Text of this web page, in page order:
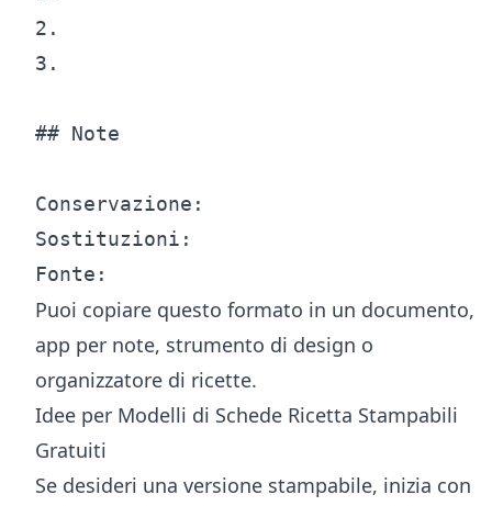
2.
3.
## Note
Conservazione:
Sostituzioni:
Puoi copiare questo formato in un documento,
app per note, strumento di design o
organizzatore di ricette.
Idee per Modelli di Schede Ricetta Stampabili
Gratuiti
Se desideri una versione stampabile, inizia con